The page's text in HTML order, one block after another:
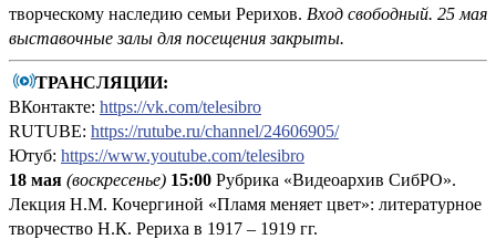
творческому наследию семьи Рерихов. Вход свободный. 25 мая
выставочные залы для посещения закрыты.
ТРАНСЛЯЦИИ:
ВКонтакте: https://vk.com/telesibro
RUTUBE: https://rutube.ru/channel/24606905/
Ютуб: https://www.youtube.com/telesibro
18 мая (воскресенье) 15:00 Рубрика «Видеоархив СибРО».
Лекция Н.М. Кочергиной «Пламя меняет цвет»: литературное
творчество Н.К. Рериха в 1917 – 1919 гг.